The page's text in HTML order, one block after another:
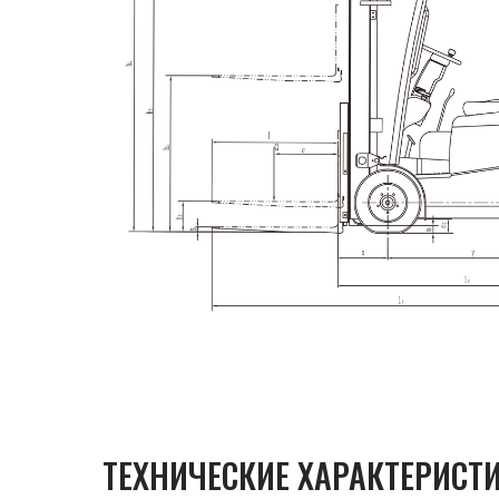
ТЕХНИЧЕСКИЕ